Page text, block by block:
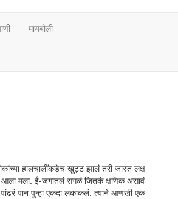
मायबोली
हालचालींकडेच खुट्ट झालं तरी जास्त लक्ष
आला मला. ई-जगातलं सगळं जितकं क्षणिक असावं
पांढरं पान पुन्हा एकदा लकाकलं. त्याने आणखी एक